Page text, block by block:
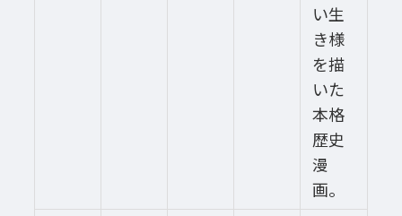
い生
き様
を描
いた
本格
歴史
漫
画。